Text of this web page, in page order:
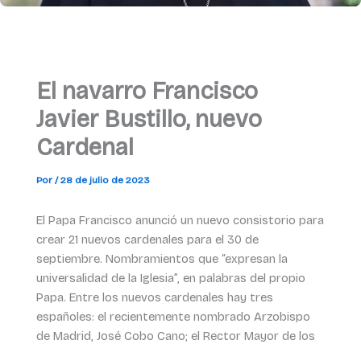
El navarro Francisco
Javier Bustillo, nuevo
Cardenal
Por /28 de julio de 2023
El Papa Francisco anunció un nuevo consistorio para
crear 21 nuevos cardenales para el 30 de
septiembre. Nombramientos que “expresan la
universalidad de la Iglesia”, en palabras del propio
Papa. Entre los nuevos cardenales hay tres
españoles: el recientemente nombrado Arzobispo
de Madrid, José Cobo Cano; el Rector Mayor de los